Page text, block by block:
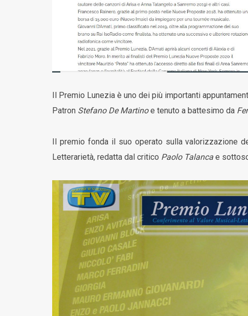
Il Premio Lunezia è uno dei più importanti
Patron Stefano De Martinoe tenuto a battesimo da
Il premio fonda il suo operato sulla valorizzazione
Letterarietà, redatta dal critico Paolo Talanca e